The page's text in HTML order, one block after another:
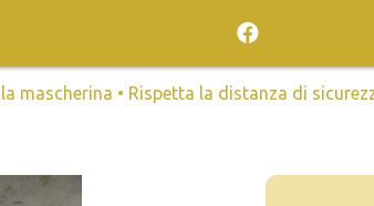
la mascherina • Rispetta la distanza di